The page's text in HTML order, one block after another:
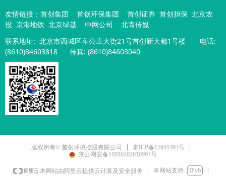
友情链接： 首创集团 首创环保集团 首创证券 首创担保 北京农
投 京港地铁 北京绿基 中网公司
北青传媒
联系地址: 北京市西城区车公庄大街21号首创新大都1号楼 电话:
(8610)84603818 传真: (8610)84603040
版权所有© 首创环境控股有限公司
京ICP备17051393号
京公网安备11010202010997号
本网站由阿里云提供云计算及安全服务 本网站支持
IPv6